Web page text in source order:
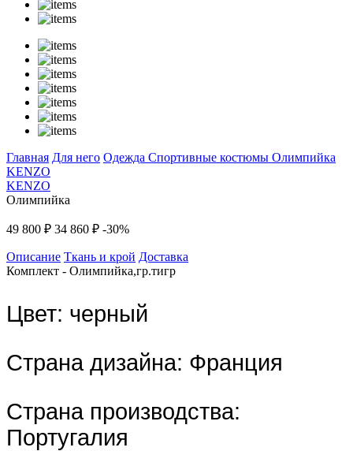
Главная Для него Одежда Спортивные костюмы Олимпийка
KENZO
KENZO
Олимпийка
49 800 ₽ 34 860 ₽ -30%
Описание Ткань и крой Доставка
Комплект - Олимпийка,гр.тигр
Цвет: черный
Страна дизайна: Франция
Страна производства:
Португалия